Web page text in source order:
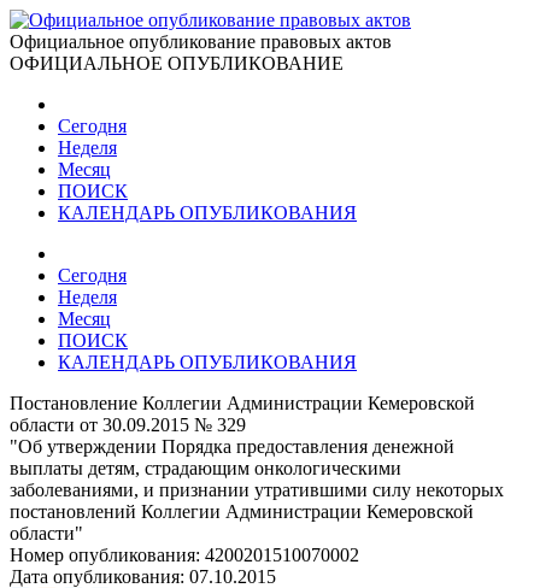
Официальное опубликование правовых актов
ОФИЦИАЛЬНОЕ ОПУБЛИКОВАНИЕ
Сегодня
Неделя
Месяц
ПОИСК
КАЛЕНДАРЬ ОПУБЛИКОВАНИЯ
Сегодня
Неделя
Месяц
ПОИСК
КАЛЕНДАРЬ ОПУБЛИКОВАНИЯ
Постановление Коллегии Администрации Кемеровской
области от 30.09.2015 № 329
"Об утверждении Порядка предоставления денежной
выплаты детям, страдающим онкологическими
заболеваниями, и признании утратившими силу некоторых
постановлений Коллегии Администрации Кемеровской
области"
Номер опубликования: 4200201510070002
Дата опубликования: 07.10.2015